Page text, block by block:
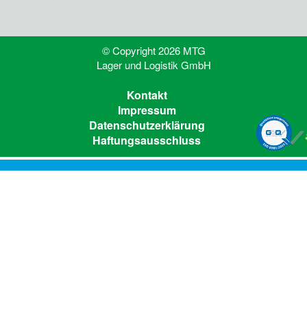
© Copyright 2026 MTG
Lager und Logistik GmbH
Kontakt
Impressum
Datenschutzerklärung
Haftungsausschluss